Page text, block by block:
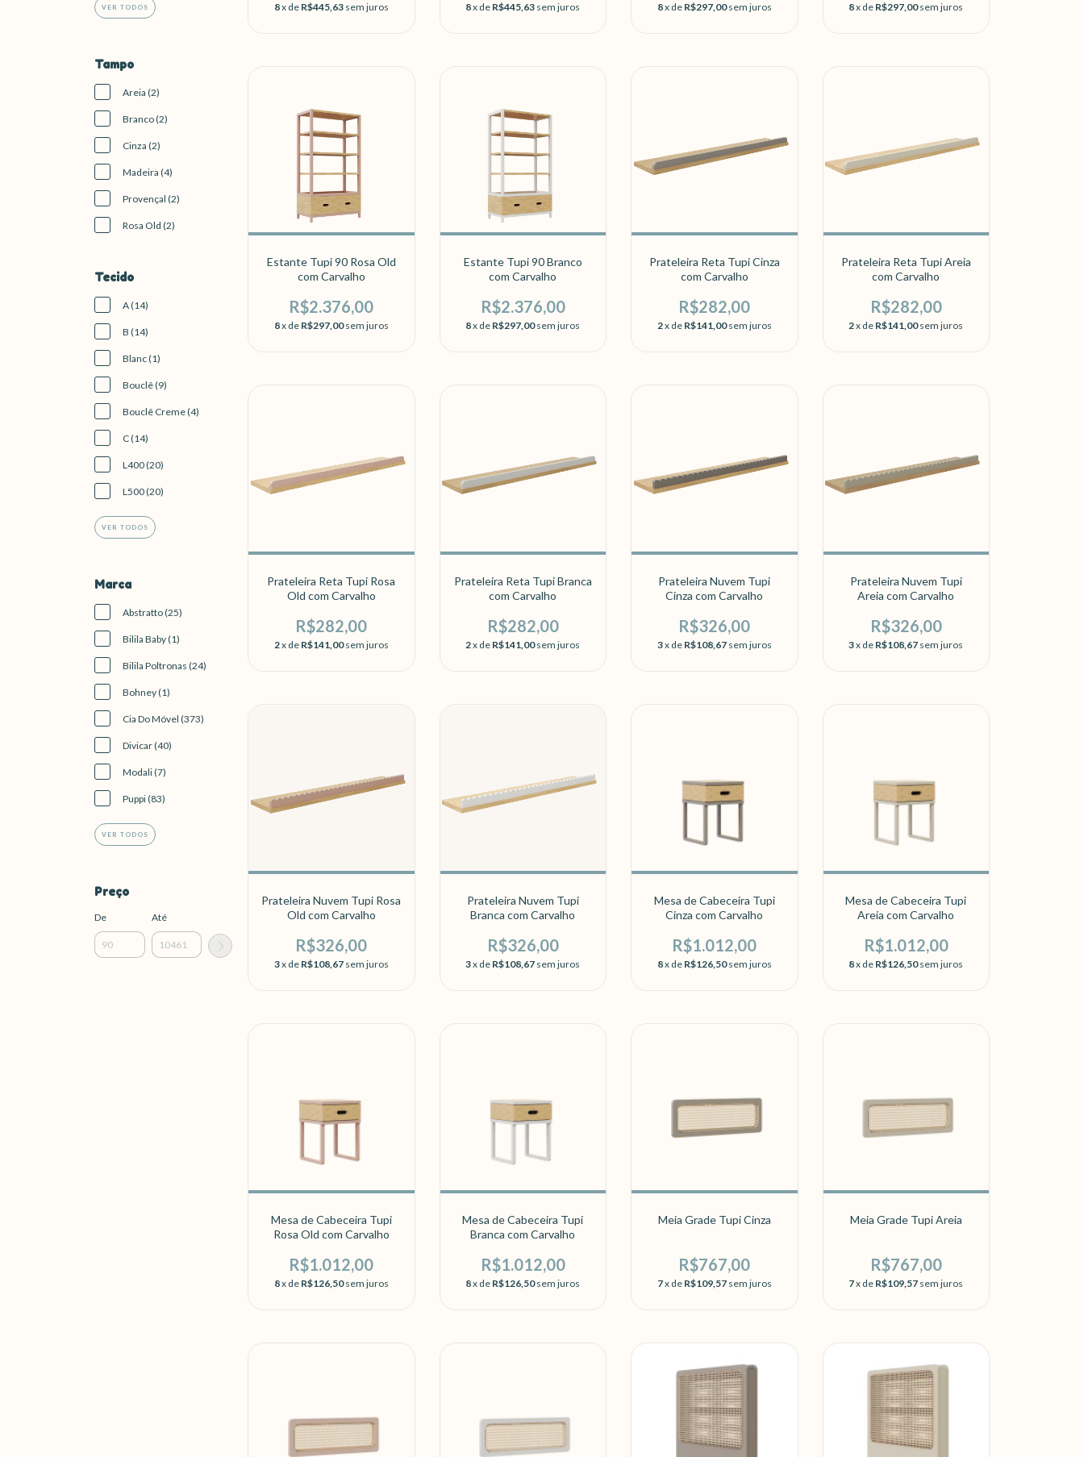
VER TODOS
Tampo
Areia (2)
Branco (2)
Cinza (2)
Madeira (4)
Provençal (2)
Rosa Old (2)
Tecido
A (14)
B (14)
Blanc (1)
Bouclê (9)
Bouclê Creme (4)
C (14)
L400 (20)
L500 (20)
VER TODOS
Marca
Abstratto (25)
Bilila Baby (1)
Bilila Poltronas (24)
Bohney (1)
Cia Do Móvel (373)
Divicar (40)
Modali (7)
Puppi (83)
VER TODOS
Preço
De Até
8x de R$445,63 sem juros 8x de R$445,63 sem juros 8x de R$297,00 sem juros 8x de R$297,00sem juros
Estante Tupi 90 Rosa Old
com Carvalho
R$2.376,00
8x de R$297,00 sem juros
Estante Tupi 90 Branco
com Carvalho
R$2.376,00
8x de R$297,00sem juros
Prateleira Reta Tupi Cinza
com Carvalho
R$282,00
2x de R$141,00 sem juros
Prateleira Reta Tupi Areia
com Carvalho
R$282,00
2x de R$141,00sem juros
Prateleira Reta Tupi Rosa
Old com Carvalho
R$282,00
2x de R$141,00 sem juros
Prateleira Reta Tupi Branca
com Carvalho
R$282,00
2x de R$141,00sem juros
Prateleira Nuvem Tupi
Cinza com Carvalho
R$326,00
3x de R$108,67 sem juros
Prateleira Nuvem Tupi
Areia com Carvalho
R$326,00
3x de R$108,67 sem juros
Prateleira Nuvem Tupi Rosa
Old com Carvalho
R$326,00
3x de R$108,67 sem juros
Prateleira Nuvem Tupi
Branca com Carvalho
R$326,00
3x de R$108,67 sem juros
Mesa de Cabeceira Tupi
Cinza com Carvalho
R$1.012,00
8x de R$126,50 sem juros
Mesa de Cabeceira Tupi
Areia com Carvalho
R$1.012,00
8x de R$126,50sem juros
Mesa de Cabeceira Tupi
Rosa Old com Carvalho
R$1.012,00
8x de R$126,50 sem juros
Mesa de Cabeceira Tupi
Branca com Carvalho
R$1.012,00
8x de R$126,50sem juros
Meia Grade Tupi Cinza
R$767,00
7x de R$109,57 sem juros
Meia Grade Tupi Areia
R$767,00
7x de R$109,57 sem juros